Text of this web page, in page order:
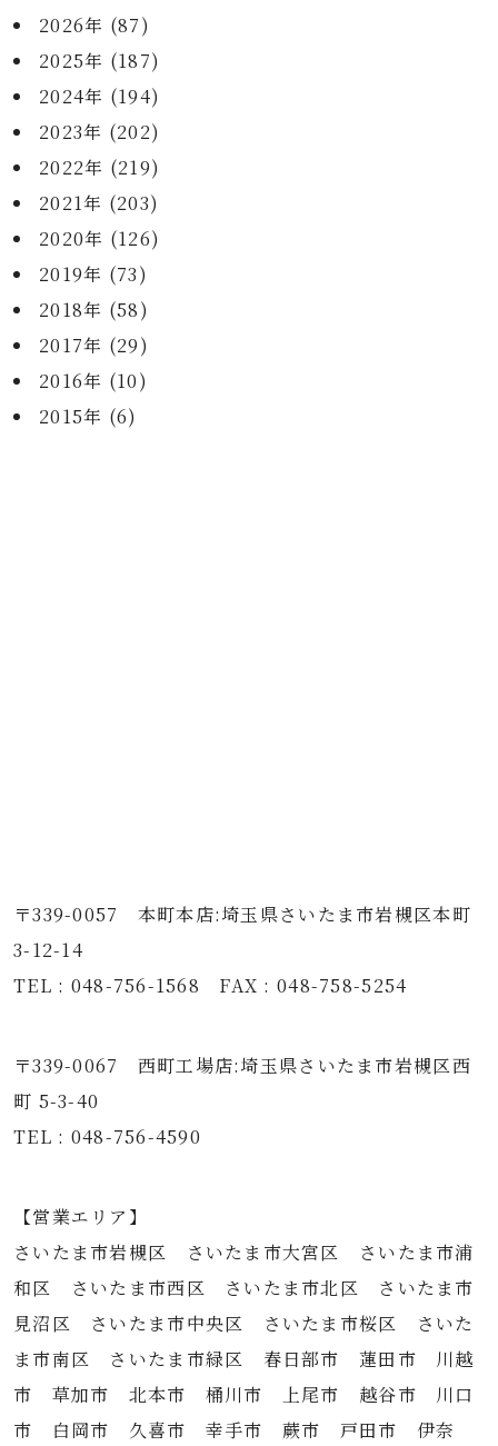
2026年 (87)
2025年 (187)
2024年 (194)
2023年 (202)
2022年 (219)
2021年 (203)
2020年 (126)
2019年 (73)
2018年 (58)
2017年 (29)
2016年 (10)
2015年 (6)
〒339-0057 本町本店:埼玉県さいたま市岩槻区本町
3-12-14
TEL : 048-756-1568 FAX : 048-758-5254
〒339-0067 西町工場店:埼玉県さいたま市岩槻区西
町 5-3-40
TEL : 048-756-4590
【営業エリア】
さいたま市岩槻区 さいたま市大宮区 さいたま市浦
和区 さいたま市西区 さいたま市北区 さいたま市
見沼区 さいたま市中央区 さいたま市桜区 さいた
ま市南区 さいたま市緑区 春日部市 蓮田市 川越
市 草加市 北本市 桶川市 上尾市 越谷市 川口
市 白岡市 久喜市 幸手市 蕨市 戸田市 伊奈